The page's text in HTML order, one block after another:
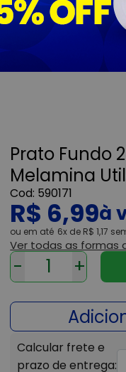
Prato Fundo
Melamina
590171
R$ 6,99
ou 6x de R$ 1,17
Ver todas as formas
- +